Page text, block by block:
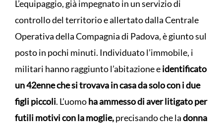
L’equipaggio, già impegnato in un servizio di
controllo del territorio e allertato dalla Centrale
Operativa della Compagnia di Padova, è giunto sul
posto in pochi minuti. Individuato l’immobile, i
militari hanno raggiunto l’abitazione eidentificato
un 42enne che si trovava in casa da solo con i due
figli piccoli. L’uomoha ammesso di aver litigato per
futili motivi con la moglie,precisando che ladonna